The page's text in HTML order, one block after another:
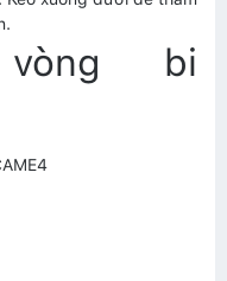
bi